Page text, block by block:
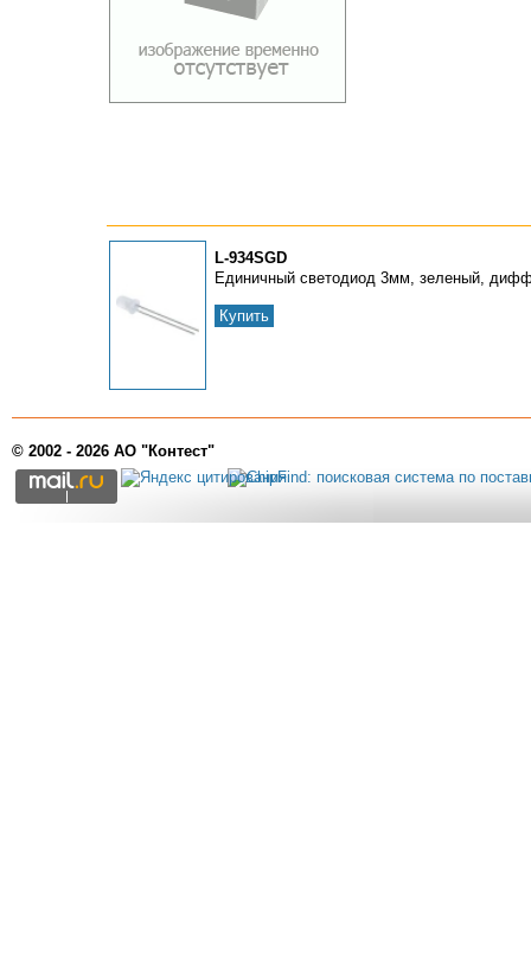
L-934SGD
Единичный светодиод 3мм, зеленый,
Купить
© 2002 - 2026 АО "Контест"